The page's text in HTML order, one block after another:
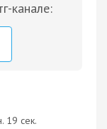
канале:
19 сек.